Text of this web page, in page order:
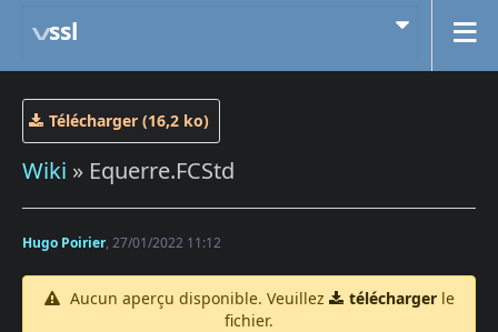
ssl
Télécharger (16,2 ko)
Wiki » Equerre.FCStd
Hugo Poirier, 27/01/2022 11:12
Aucun aperçu disponible. Veuillez téléchargerle
fichier.